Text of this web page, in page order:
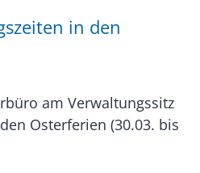
in den
am Verwaltungssitz
Osterferien (30.03. bis